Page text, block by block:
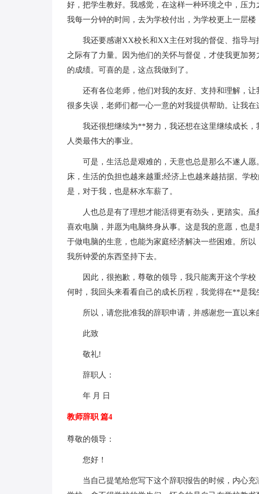
好，把学生教好。我感觉，在这样一种环境之中，压
我每一分钟的时间，去为学校付出，为学校更上一层楼
我还要感谢XX校长和XX主任对我的督促、指导与
之际有了力量。因为他们的关怀与督促，才使我更加
的成绩。可喜的是，这点我做到了。
还有各位老师，他们对我的友好、支持和理解，让
很多失误，老师们都一心一意的对我提供帮助。让我
我还很想继续为**努力，我还想在这里继续成长，
人类最伟大的事业。
可是，生活总是艰难的，天意也总是那么不遂人愿
床，生活的负担也越来越重;经济上也越来越拮据。学
是，对于我，也是杯水车薪了。
人也总是有了理想才能活得更有劲头，更踏实。虽
喜欢电脑，并愿为电脑终身从事。这是我的意愿，也
于做电脑的生意，也能为家庭经济解决一些困难。所
我所钟爱的东西坚持下去。
因此，很抱歉，尊敬的领导，我只能离开这个学校
何时，我回头来看看自己的成长历程，我觉得在**是我
所以，请您批准我的辞职申请，并感谢您一直以来
此致
敬礼!
辞职人：
年 月 日
教师辞职 篇4
尊敬的领导：
您好！
当自己提笔给您写下这个辞职报告的时候，内心充